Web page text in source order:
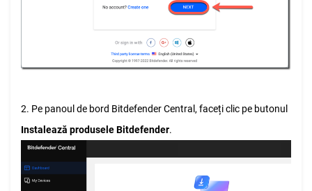
2. Pe panoul de bord Bitdefender Central, faceți clic pe butonul
Instalează produsele Bitdefender.